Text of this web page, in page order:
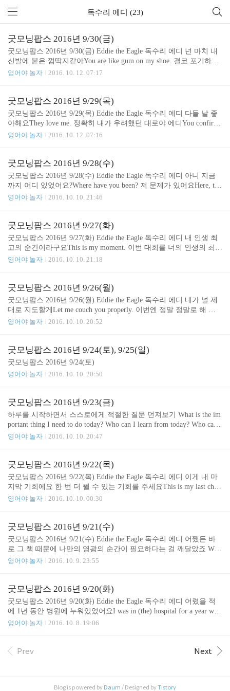
독수리 에디 (23)
굿모닝팝스 2016년 9/30(금)
굿모닝팝스 2016년 9/30(금) Eddie the Eagle 독수리 에디 넌 마치 내
신발에 붙은 껌딱지같아You are like gum on my shoe. 결코 포기하지
않았잖아You never gave up. 그런데 지금 올림픽에서 포기하겠다는
t. You are Eddie the eagle, man. 네가 자랑스러워 내 자신도 자랑스럽
고Proud of you. I'm proud of myself. 겸손하시군요 피어리씨That's ve
ry modest, Peary. That's very modest.= Yo..
영어야 놀자 2016. 10. 12. 07:17
굿모닝팝스 2016년 9/29(목)
굿모닝팝스 2016년 9/29(목) Eddie the Eagle 독수리 에디 다들 날 좋
아해요They love me. 정확히 내가 우려했던 대로야 에디You confirme
d all my fears Eddie. 아무도 너를 진지하게 선수로 여기지 않고 있어
잊혀질거라구And the very minute that 90 meter competition starts you'l
l be forgotten. You'll be forgotten.= No one will remember you.= You'll
fade from memo..
영어야 놀자 2016. 10. 12. 07:16
굿모닝팝스 2016년 9/28(수)
굿모닝팝스 2016년 9/28(수) Eddie the Eagle 독수리 에디 아니 지금
까지 어디 있었어요?Where have you been? 저 문제가 있어요Here, the
re is a problem. 점심을 먹으려고 식당에 들어가려 했는데 제 이름이
데 다들 당신의 이야기를 듣고 싶어하네요Never mind that. There is a
big press turnout and they all want to hear your story. My name is not on
the list.= I'm not on the w..
영어야 놀자 2016. 10. 10. 21:46
굿모닝팝스 2016년 9/27(화)
굿모닝팝스 2016년 9/27(화) Eddie the Eagle 독수리 에디 내 인생 최
고의 순간이라구요This is my moment. 이번 대회를 너의 인생의 최고
순간으로 만들지마 제발 좀Don't make this your moment please. 넌 바
되겠어요I'd rather be a sober fool than a drunken coward. They'll make
you a fool.= They'll make a fool out of you.= They'll belittle you in fron
t of everyone. I d..
영어야 놀자 2016. 10. 10. 21:18
굿모닝팝스 2016년 9/26(월)
굿모닝팝스 2016년 9/26(월) Eddie the Eagle 독수리 에디 내가 널 제
대로 지도할게Let me couch you properly. 이번엔 정말 정말로 해 보
는거야We can do this for real. 심지어 90미터 점프를 해서 진짜 선수
ing about? 우린 방금 불가능을 이겨냈다구요We have just pulled off th
e impossible. We have just pulled off the impossible.= We've done what t
영어야 놀자 2016. 10. 10. 20:52
굿모닝팝스 2016년 9/24(토), 9/25(일)
굿모닝팝스 2016년 9/24(토)
영어야 놀자
2016. 10. 10. 20:50
굿모닝팝스 2016년 9/23(금)
하루를 시작하면서 스스로에게 적절한 질문 던져보기 What is the im
portant thing I need to do today? Who can I learn from today? Who can I
thank today? 굿모닝팝스 2016년 9/23(금) Eddie the Eagle 독수리 에디
않을거에요No more messing around. 바보같은 소리 하지마Don't be si
lly. 전에도 힘든 일이 많았잖니?You have had knock-backs before? 그
래도 넌 결코 포기하지 않았어 힘내 에디And it h..
영어야 놀자 2016. 10. 10. 20:47
굿모닝팝스 2016년 9/22(목)
굿모닝팝스 2016년 9/22(목) Eddie the Eagle 독수리 에디 이게 내 마
지막 기회에요 한 번 더 뛸 수 있는 기회를 주세요This is my last chan
ce. You've got to give me another run. 도르프에서는 모든 것을 규정대
되지 않는다구요To the letter I know. You keep saying. But the thing is,
it doesn't help me. We do everything to the letter.= We follow all the rule
s perfectl..
영어야 놀자 2016. 10. 10. 00:30
굿모닝팝스 2016년 9/21(수)
굿모닝팝스 2016년 9/21(수) Eddie the Eagle 독수리 에디 어쨌든 바
로 그 책 때문에 나만의 영광의 순간이 필요하다는 걸 깨달았죠 Well
anyway, that is the book that made me realize I needed my own moment.
ong. 내가 미친거 같아요?Do you think I'm mad? 그래 너 완전히 정신
이 나갔다니까You're completely mad, man. I needed my own moment.
= I had to have something to be prou..
영어야 놀자 2016. 10. 9. 23:55
굿모닝팝스 2016년 9/20(화)
굿모닝팝스 2016년 9/20(화) Eddie the Eagle 독수리 에디 어렸을 적
에 1년 동안 병원에 누워있었어요I was in (the) hospital for a year whe
n I was a kid. 무릎이 정말 부실했죠Dodge knees. 의사들이 다들 운동
올림픽 공식 사진 앨범 바로 영광의 순간들이었어요First book I got t
영어야 놀자 2016. 10. 8. 19:06
Prev Next
Blog is powered by Daum / Designed byTistory